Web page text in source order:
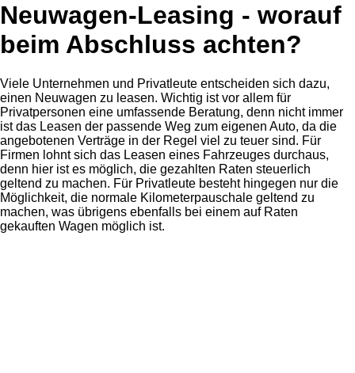
Neuwagen-Leasing - worauf
beim Abschluss achten?
Viele Unternehmen und Privatleute entscheiden sich dazu,
einen Neuwagen zu leasen. Wichtig ist vor allem für
Privatpersonen eine umfassende Beratung, denn nicht immer
ist das Leasen der passende Weg zum eigenen Auto, da die
angebotenen Verträge in der Regel viel zu teuer sind. Für
Firmen lohnt sich das Leasen eines Fahrzeuges durchaus,
denn hier ist es möglich, die gezahlten Raten steuerlich
geltend zu machen. Für Privatleute besteht hingegen nur die
Möglichkeit, die normale Kilometerpauschale geltend zu
machen, was übrigens ebenfalls bei einem auf Raten
gekauften Wagen möglich ist.